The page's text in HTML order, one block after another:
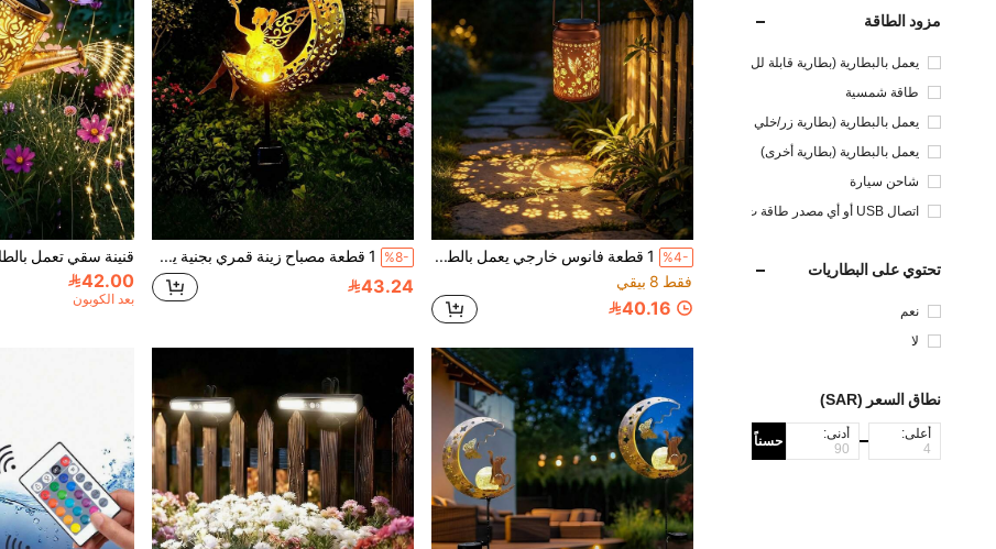
مزود الطاقة
يعمل بالبطارية (بطارية قابلة لل
شحن)
طاقة شمسية
يعمل بالبطارية (بطارية زر/خلي
يعمل بالبطارية (بطارية أخرى)
شاحن سيارة
اتصال USB أو أي مصدر طاقة ت
تحتوي على البطاريات
نعم
لا
نطاق السعر (SAR)
أعلى: أدنى: حسناً
%4-
1 قطعة فانوس خارجي يعمل بالطاقة الشمسية مقاوم للماء على شكل طائر الطنان والزهور، ديكور الحديقة، ديكور الفناء، ديكور الشرفة، إضاءة معلقة، هدية للأصدقاء والعائلة
فقط 8 بيقي
40.16
%8- 1 قطعة مصباح زينة قمري بجنية يعمل بالطاقة الشمسية، مصباح LED معدني مقاوم للماء للحديقة، مناسب للفناء والحديقة والعشب والممر والساحة، إضاءة زخرفية، ديكور المنزل، مشتل النباتات، مناسب لعيد الشكر وعيد الفصح وعيد الحب وزينة رأس السنة الجديدة
43.24
42.00
بعد الكوبون